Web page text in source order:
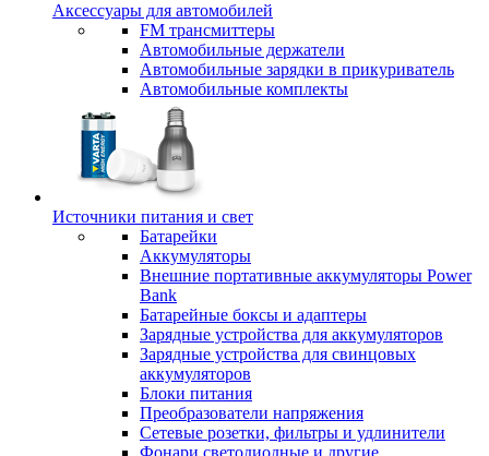
Аксессуары для автомобилей
FM трансмиттеры
Автомобильные держатели
Автомобильные зарядки в прикуриватель
Автомобильные комплекты
Источники питания и свет
Батарейки
Аккумуляторы
Внешние портативные аккумуляторы Power
Bank
Батарейные боксы и адаптеры
Зарядные устройства для аккумуляторов
Зарядные устройства для свинцовых
аккумуляторов
Блоки питания
Преобразователи напряжения
Сетевые розетки, фильтры и удлинители